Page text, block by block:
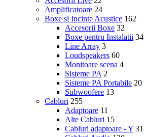
Amplificatoare 24
Boxe si Incinte Acustice 162
Accesorii Boxe 32
Boxe pentru Instalatii 34
Line Array 3
Loudspeakers 60
Monitoare scena 4
Sisteme PA 2
Sisteme PA Portabile 20
Subwoofere 13
Cabluri 255
Adaptoare 11
Alte Cabluri 15
Cabluri adaptoare - Y 31